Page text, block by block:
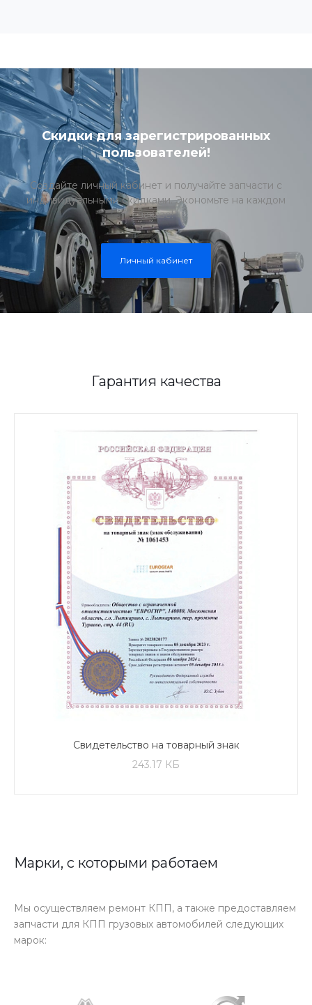
Скидки для зарегистрированных
пользователей!
Создайте личный кабинет и получайте запчасти с
индивидуальными скидками. Экономьте на каждом
заказе!
Личный кабинет
Гарантия качества
Свидетельство на товарный знак
243.17 КБ
Марки, с которыми работаем
Мы осуществляем ремонт КПП, а также предоставляем
запчасти для КПП грузовых автомобилей следующих
марок: